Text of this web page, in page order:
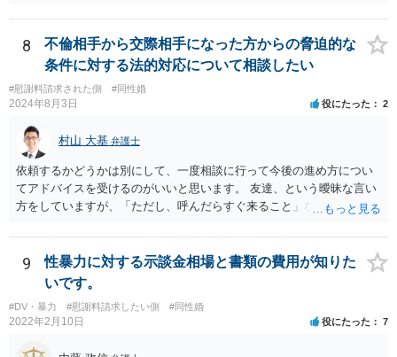
8
不倫相手から交際相手になった方からの脅迫的な
条件に対する法的対応について相談したい
#慰謝料請求された側 #同性婚
2024年8月3日 役にたった 2
村山 大基 弁護士
依頼するかどうかは別にして、一度相談に行って今後の進め方につい
てアドバイスを受けるのがいいと思います。 友達、という曖昧な言い
方をしていますが、「ただし、呼んだらすぐ来ること」などと条件を
通り関わりを断つ方向がいいと思います。
9
性暴力に対する示談金相場と書類の費用が知りた
いです。
#DV・暴力 #慰謝料請求したい側 #同性婚
2022年2月10日 役にたった 7